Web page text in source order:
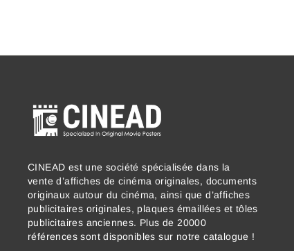
CINEAD est une société spécialisée dans la
vente d’affiches de cinéma originales, documents
originaux autour du cinéma, ainsi que d’affiches
publicitaires originales, plaques émaillées et tôles
publicitaires anciennes. Plus de 20000
références sont disponibles sur notre catalogue !